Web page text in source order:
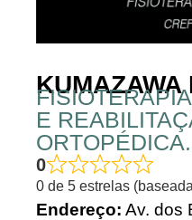
KUMAZAWA
E
ORTOPÉDICA.
0
0 de 5 estrelas
Endereço: Av. dos